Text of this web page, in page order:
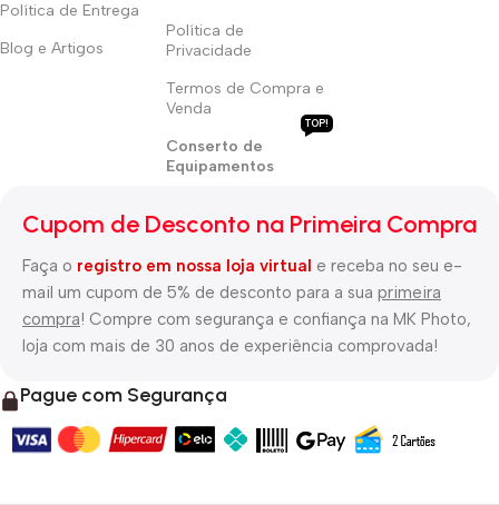
Política de Entrega
Blog e Artigos
Política de
Privacidade
Termos de Compra e
Venda
Conserto de
Equipamentos
TOP!
Cupom de Desconto na Primeira Compra
Faça o registro em nossa loja virtual e receba no seu e-
mail um cupom de 5% de desconto para a sua primeira
compra! Compre com segurança e confiança na MK Photo,
loja com mais de 30 anos de experiência comprovada!
Pague com Segurança